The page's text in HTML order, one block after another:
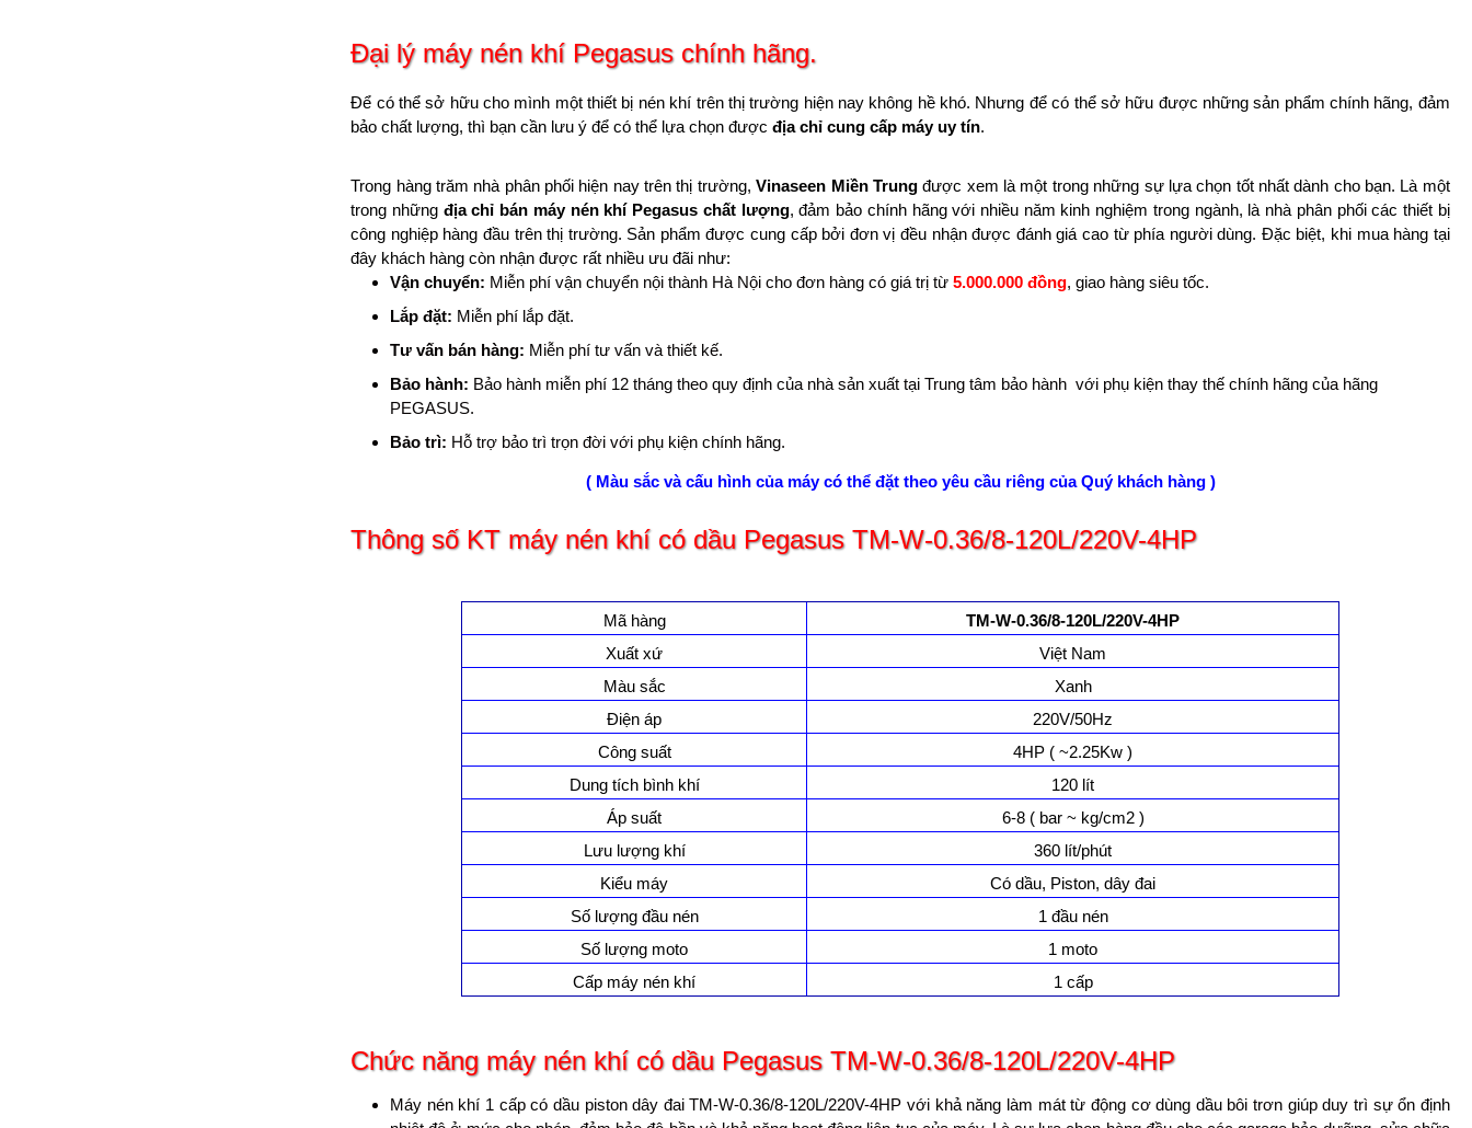
Đại lý máy nén khí Pegasus chính hãng.
Để có thể sở hữu cho mình một thiết bị nén khí trên thị trường hiện nay không hề khó. Nhưng để có thể sở hữu được những sản phẩm chính hãng, đảm
bảo chất lượng, thì bạn cần lưu ý để có thể lựa chọn đượcđịa chỉ cung cấp máy uy tín.
Trong hàng trăm nhà phân phối hiện nay trên thị trường,Vinaseen Miền Trungđược xem là một trong những sự lựa chọn tốt nhất dành cho bạn. Là một
trong những địa chỉ bán máy nén khí Pegasus chất lượng, đảm bảo chính hãng với nhiều năm kinh nghiệm trong ngành, là nhà phân phối các thiết bị
công nghiệp hàng đầu trên thị trường. Sản phẩm được cung cấp bởi đơn vị đều nhận được đánh giá cao từ phía người dùng. Đặc biệt, khi mua hàng tại
đây khách hàng còn nhận được rất nhiều ưu đãi như:
Vận chuyển: Miễn phí vận chuyển nội thành Hà Nội cho đơn hàng có giá trị từ5.000.000 đồng, giao hàng siêu tốc.
Lắp đặt: Miễn phí lắp đặt.
Tư vấn bán hàng: Miễn phí tư vấn và thiết kế.
Bảo hành: Bảo hành miễn phí 12 tháng theo quy định của nhà sản xuất tại Trung tâm bảo hành với phụ kiện thay thế chính hãng của hãng
PEGASUS.
Bảo trì: Hỗ trợ bảo trì trọn đời với phụ kiện chính hãng.
( Màu sắc và cấu hình của máy có thể đặt theo yêu cầu riêng của Quý khách hàng )
Thông số KT máy nén khí có dầu Pegasus TM-W-0.36/8-120L/220V-4HP
Mã hàng TM-W-0.36/8-120L/220V-4HP
Xuất xứ
Việt Nam
Màu sắc
Xanh
Điện áp
220V/50Hz
Công suất
4HP ( ~2.25Kw )
Dung tích bình khí
120 lít
Áp suất
6-8 ( bar ~ kg/cm2 )
Lưu lượng khí
360 lít/phút
Kiểu máy
Có dầu, Piston, dây đai
Số lượng đầu nén
1 đầu nén
Số lượng moto
1 moto
Cấp máy nén khí
1 cấp
Chức năng máy nén khí có dầu Pegasus TM-W-0.36/8-120L/220V-4HP
Máy nén khí 1 cấp có dầu piston dây đai TM-W-0.36/8-120L/220V-4HP với khả năng làm mát từ động cơ dùng dầu bôi trơn giúp duy trì sự ổn định